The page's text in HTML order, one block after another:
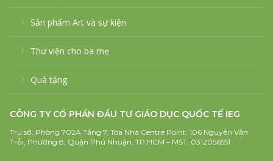
Sản phẩm Art và sự kiện
Thư viện cho ba mẹ
Quà tặng
CÔNG TY CỔ PHẦN ĐẦU TƯ GIÁO DỤC QUỐC TẾ IEG
Trụ sở: Phòng 702A Tầng 7, Tòa Nhà Centre Point, 106 Nguyễn Văn
Trỗi, Phường 8, Quận Phú Nhuận, TP.HCM – MST: 0312056551